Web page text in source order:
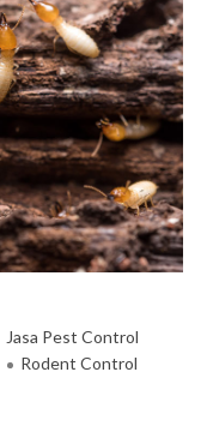
Jasa Pest Control
Rodent Control